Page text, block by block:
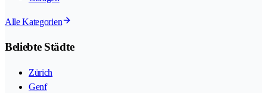
Alle Kategorien
Beliebte Städte
Zürich
Genf